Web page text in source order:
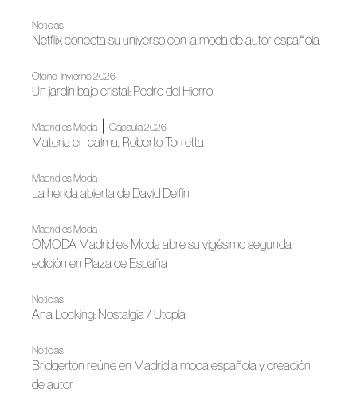
Noticias
Netflix conecta su universo con la moda de autor española
Otoño-Invierno 2026
Un jardín bajo cristal: Pedro del Hierro
Madrid es Moda Cápsula 2026
Materia en calma, Roberto Torretta
Madrid es Moda
La herida abierta de David Delfín
Madrid es Moda
OMODA Madrid es Moda abre su vigésimo segunda
edición en Plaza de España
Noticias
Ana Locking: Nostalgia / Utopía
Noticias
Bridgerton reúne en Madrid a moda española y creación
de autor